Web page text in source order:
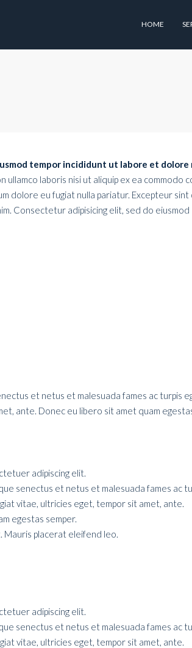
HOME
tempor incididunt ut labore et dolore
ullamco laboris nisi ut aliquip ex ea commodo
dolore eu fugiat nulla pariatur. Excepteur
Consectetur adipisicing elit, sed do
et netus et malesuada fames ac turpis
ante. Donec eu libero sit amet quam
adipiscing elit.
senectus et netus et malesuada fames ac
vitae, ultricies eget, tempor sit amet, ante.
egestas semper.
Mauris placerat eleifend leo.
adipiscing elit.
senectus et netus et malesuada fames ac
vitae, ultricies eget, tempor sit amet, ante.